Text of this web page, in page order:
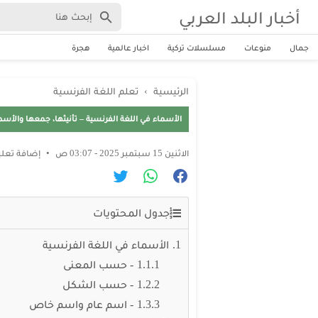
أخبار البلد العربي
جمال منوعات مسلسلات تركية اخبار عالمية هجرة
الرئيسية › تعلم اللغة الفرنسية
الأسماء في اللغة الفرنسية – تأنيثها، جمعها
الاثنين 15 سبتمبر 2025 - 03:07 ص إضافة
جدول المحتويات
الأسماء في اللغة الفرنسية
1- حسب المعنى
2- حسب الشكل
3- اسم عام واسم خاص